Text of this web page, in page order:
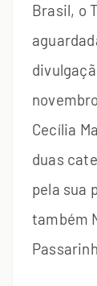
Brasil, o
Cecília
duas
pela sua
também